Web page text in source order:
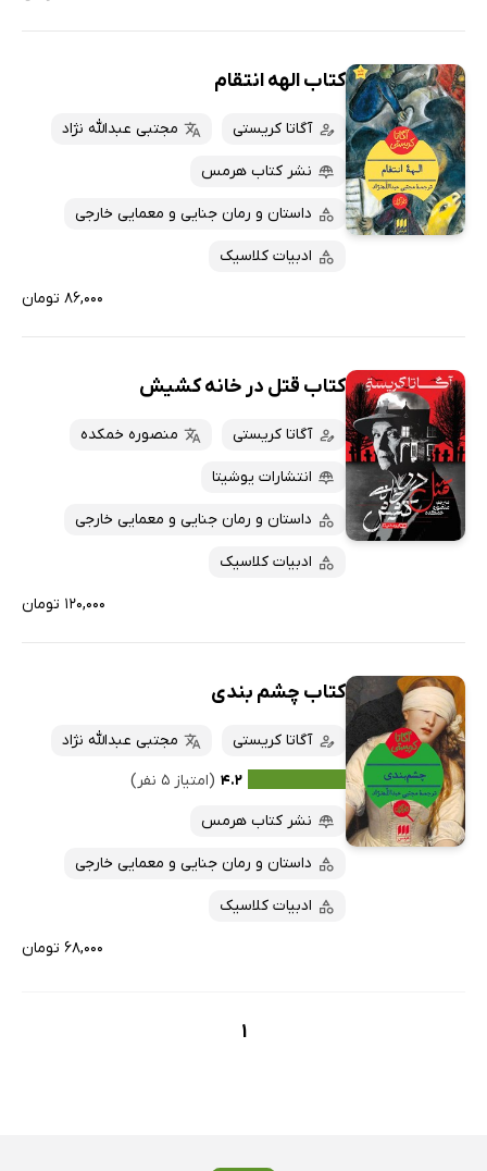
کتاب الهه انتقام
آگاتا کریستی مجتبی عبدالله نژاد
نشر کتاب هرمس
داستان و رمان جنایی و معمایی خارجی
ادبیات کلاسیک
۸۶,۰۰۰ تومان
کتاب قتل در خانه کشیش
آگاتا کریستی منصوره خمکده
انتشارات یوشیتا
داستان و رمان جنایی و معمایی خارجی
ادبیات کلاسیک
۱۲۰,۰۰۰ تومان
کتاب چشم بندی
آگاتا کریستی
مجتبی عبدالله نژاد
۴.۲ (امتیاز ۵ نفر)
نشر کتاب هرمس
داستان و رمان جنایی و معمایی خارجی
ادبیات کلاسیک
۶۸,۰۰۰ تومان
1